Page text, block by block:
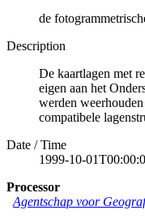
de
Description
De kaartlagen met
eigen aan het
werden
compatibele
Date / Time
1999-10-
Processor
Agentschap voor